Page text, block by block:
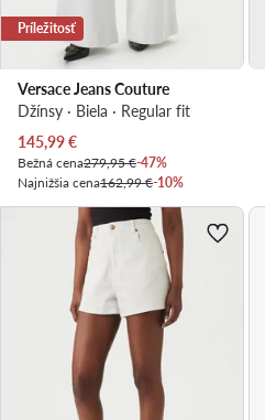
Príležitosť
Versace Jeans Couture
Džínsy · Biela · Regular fit
Aktuálna cena
145,99€
Bežná cena279,95 €-47%
Najnižšia cena162,99 €-10%